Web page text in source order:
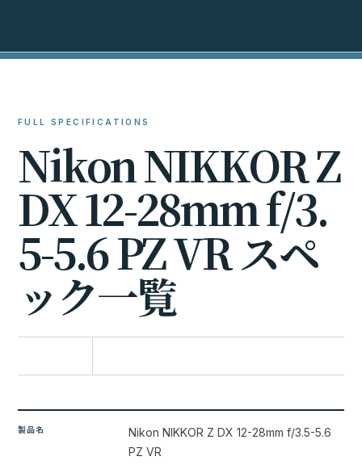
FULL SPECIFICATIONS
NikonNIKKORZ
DX12-28mmf/3.
5-5.6PZVRスペ
ック一覧
製品名
Nikon NIKKOR Z DX 12-28mm f/3.5-5.6
PZ VR